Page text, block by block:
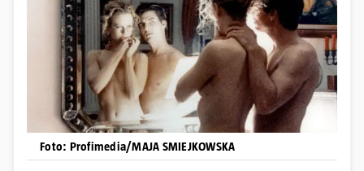
Foto: Profimedia/MAJA SMIEJKOWSKA